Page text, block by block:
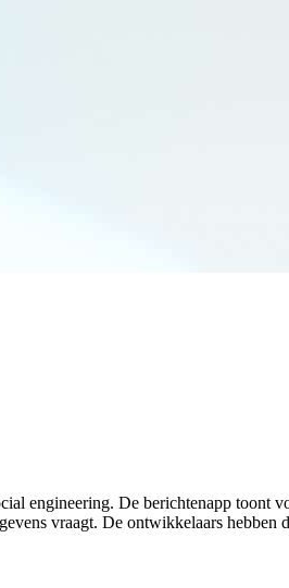
engineering. De berichtenapp toont
vraagt. De ontwikkelaars